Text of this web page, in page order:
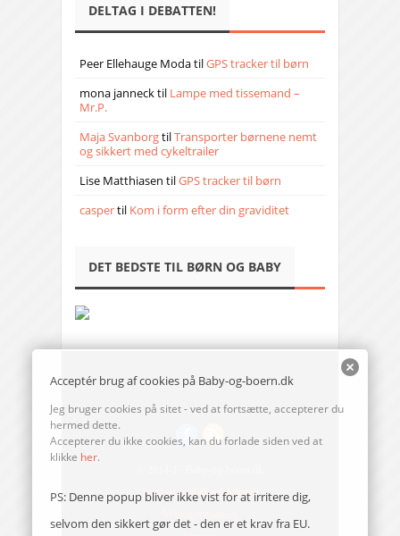
DELTAG I DEBATTEN!
Peer Ellehauge ModatilGPS tracker til børn
mona jannecktil Lampe med tissemand –
Mr.P.
Maja SvanborgtilTransporter børnene nemt
og sikkert med cykeltrailer
Lise Matthiasen tilGPS tracker til børn
caspertil Kom i form efter din graviditet
DET BEDSTE TIL BØRN OG BABY
Send en mail til redaktionen
Acceptér brug af cookies på Baby-og-boern.dk
Jeg bruger cookies på sitet - ved at fortsætte, accepterer du
hermed dette.
Accepterer du ikke cookies, kan du forlade siden ved at
klikke her.
PS: Denne popup bliver ikke vist for at irritere dig,
selvom den sikkert gør det - den er et krav fra EU.